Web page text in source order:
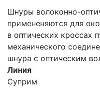
Шнуры волоконно-
примененяются для
в оптических кроссах
механического
шнура с оптическим
Линия
Суприм